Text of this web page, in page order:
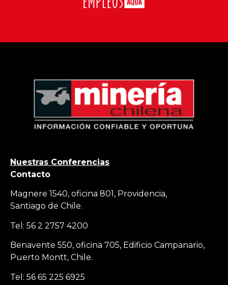
Nuestras Conferencias
Contacto
Magnere 1540, oficina 801, Providencia,
Santiago de Chile.
Tel: 56 2 2757 4200
Benavente 550, oficina 705, Edificio Campanario,
Puerto Montt, Chile.
Tel: 56 65 225 6925